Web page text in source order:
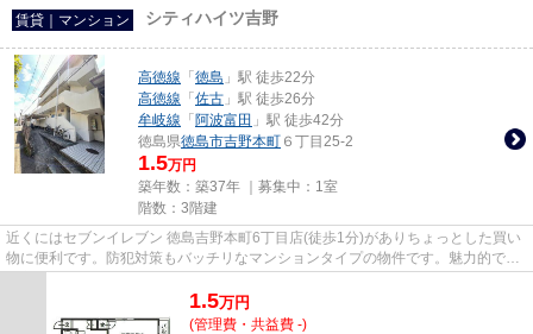
賃貸｜マンション シティハイツ吉野
高徳線 「 徳島 」駅 徒歩22分
高徳線 「 佐古 」駅 徒歩26分
牟岐線 「 阿波富田 」駅 徒歩42分
徳島県徳島市吉野本町 ６丁目25-2
1.5万円
築年数：築37年 ｜募集中： 1室
階数：3階建
近くにはセブンイレブン 徳島吉野本町6丁目店(徒歩1分)がありちょっとした買い
物に便利です。防犯対策もバッチリなマンションタイプの物件です。魅力的で眺
1.5万円
(管理費・共益費 -)